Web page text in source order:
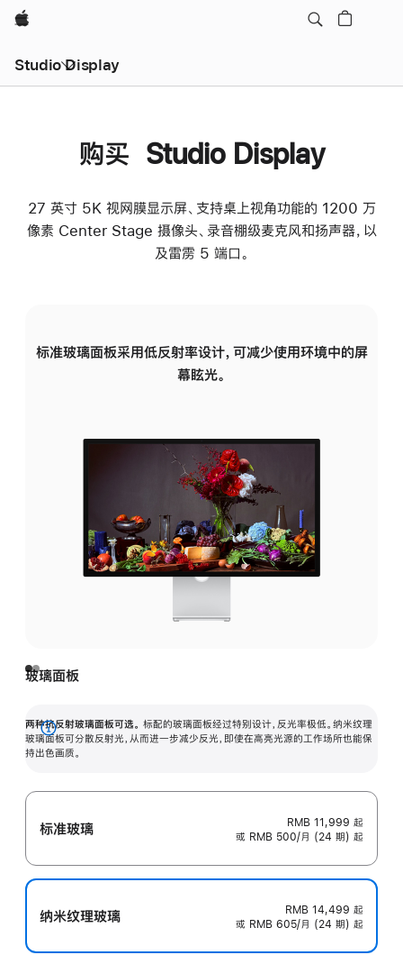
Apple
Studio Display
购买 Studio Display
27 英寸 5K 视网膜显示屏、支持桌上视角功能的 1200 万
像素 Center Stage 摄像头、录音棚级麦克风和扬声器，以
及雷雳 5 端口。
标准玻璃面板采用低反射率设计，可减少使用环境中的屏
幕眩光。
玻璃面板
两种抗反射玻璃面板可选。 标配的玻璃面板经过特别设计，反光率极低。纳米纹理
玻璃面板可分散反射光，从而进一步减少反光，即使在高亮光源的工作场所也能保
持出色画质。
展
开
标准玻璃 RMB 11,999 起
或 RMB 500/月 (24 期) 起
纳米纹理玻璃 RMB 14,499 起
或 RMB 605/月 (24 期) 起